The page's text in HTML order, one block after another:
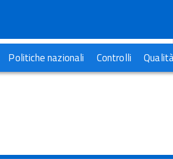
Politiche nazionali Controlli